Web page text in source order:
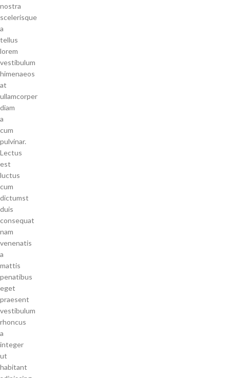
nostra
scelerisque
a
tellus
lorem
vestibulum
himenaeos
at
ullamcorper
diam
a
cum
pulvinar.
Lectus
est
luctus
cum
dictumst
duis
consequat
nam
venenatis
a
mattis
penatibus
eget
praesent
vestibulum
rhoncus
a
integer
ut
habitant